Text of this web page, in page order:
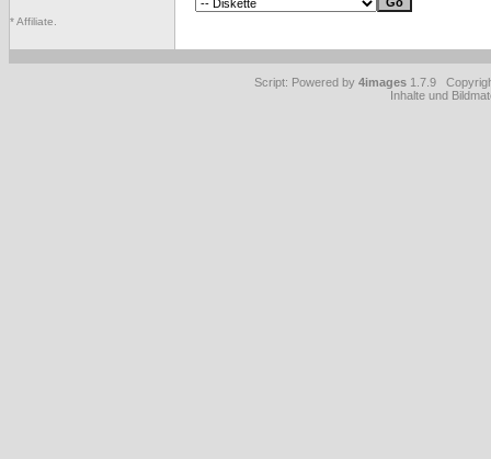
* Affiliate.
Script: Powered by 4images 1.7.9
Inhalte und